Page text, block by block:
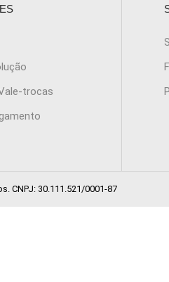
trocas
CNPJ: 30.111.521/0001-87